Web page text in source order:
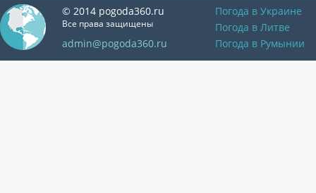
© 2014 pogoda360.ru
Все права защищены
admin@pogoda360.ru
Погода в Украине
Погода в Литве
Погода в Румынии